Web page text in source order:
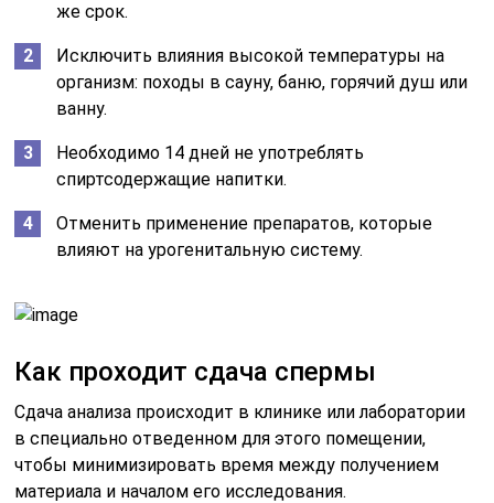
же срок.
Исключить влияния высокой температуры на
организм: походы в сауну, баню, горячий душ или
ванну.
Необходимо 14 дней не употреблять
спиртсодержащие напитки.
Отменить применение препаратов, которые
влияют на урогенитальную систему.
Как проходит сдача спермы
Сдача анализа происходит в клинике или лаборатории
в специально отведенном для этого помещении,
чтобы минимизировать время между получением
материала и началом его исследования.